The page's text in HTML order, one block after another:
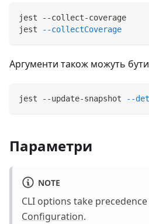
jest --collect-coverage
jest
--collectCoverage
Аргументи також можуть
jest --update-snapshot --
Параметри
NOTE
CLI options take
Configuration.